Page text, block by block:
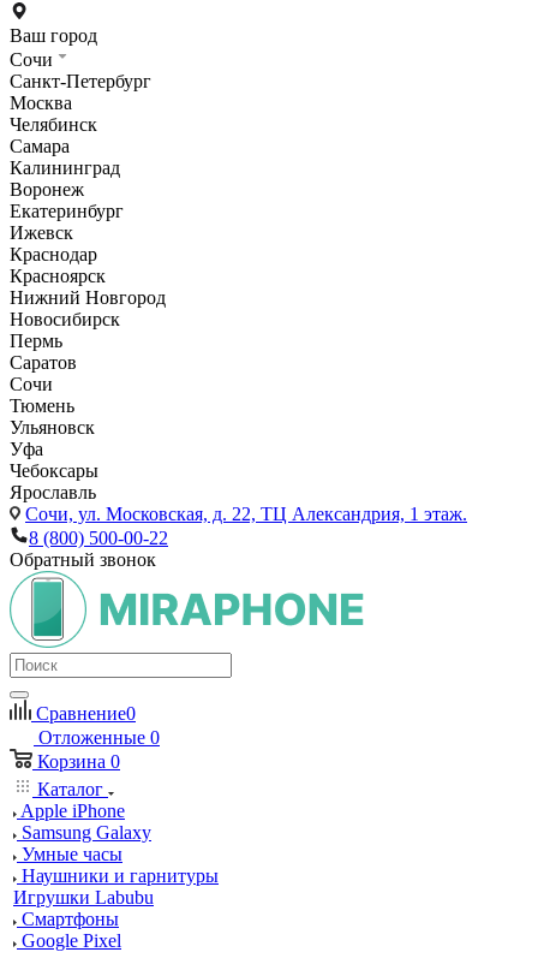
Ваш город
Сочи
Санкт-Петербург
Москва
Челябинск
Самара
Калининград
Воронеж
Екатеринбург
Ижевск
Краснодар
Красноярск
Нижний Новгород
Новосибирск
Пермь
Саратов
Сочи
Тюмень
Ульяновск
Уфа
Чебоксары
Ярославль
Сочи, ул. Московская, д. 22, ТЦ Александрия, 1 этаж.
8 (800) 500-00-22
Обратный звонок
Сравнение0
Отложенные 0
Корзина 0
Каталог
Apple iPhone
Samsung Galaxy
Умные часы
Наушники и гарнитуры
Игрушки Labubu
Смартфоны
Google Pixel